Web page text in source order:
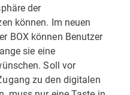
der
können. Im neuen
BOX können Benutzer
sie eine
Soll vor
zu den digitalen